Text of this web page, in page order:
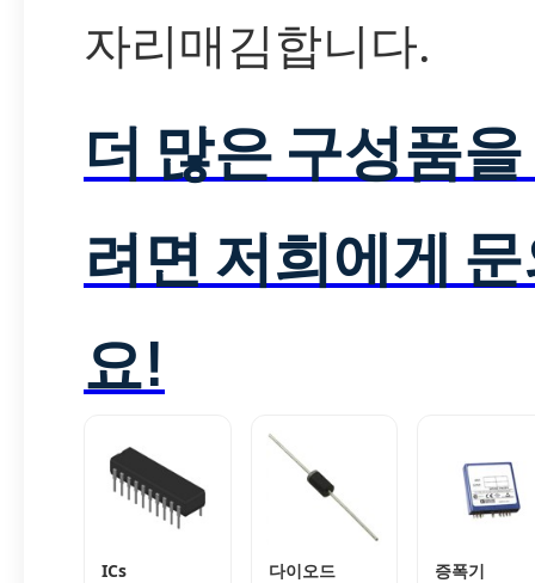
자리매김합니다.
더 많은 구성품
려면 저희에게
요!
ICs 다이오드 증폭기